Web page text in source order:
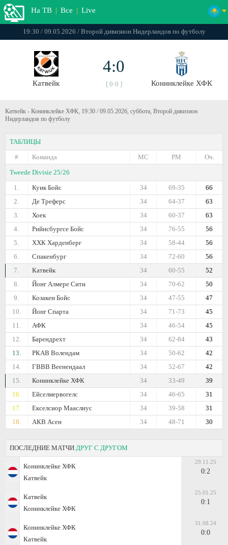
На ТВ | Все | Live
19:30 / 09.05.2026 / Второй дивизион Нидерландов по футболу
Катвейк
4:0
[ 0:0 ] Конинклейке ХФК
Катвейк - Конинклейке ХФК, 19:30 / 09.05.2026, суббота, Второй дивизион
Нидерландов по футболу
ТАБЛИЦЫ
#
Команда Оч.
РМ
МС
Tweede Divisie 25/26
1.
Куик Бойс 66
69-35
34
2.
Де Треферс 63
64-37
34
3.
Хоек 63
60-37
34
4.
Рийнсбургсе Бойс 56
76-55
34
5.
ХХК Харденберг 56
58-44
34
6.
Спакенбург 56
72-60
34
7.
Катвейк 52
60-55
34
8.
Йонг Алмере Сити 50
70-62
34
9.
Козакен Бойс 47
47-55
34
10.
Йонг Спарта 45
71-73
34
11.
АФК 45
46-54
34
12.
Барендрехт 43
62-84
34
13.
РКАВ Волендам 42
50-62
34
14.
ГВВВ Веенендаал 42
52-67
34
15.
Конинклейке ХФК 39
33-49
34
16.
Ейселмервогелс 31
46-65
34
17.
Екселсиор Мааслиус 31
39-58
34
18.
АКВ Асен 30
48-71
34
ПОСЛЕДНИЕ МАТЧИ ДРУГ С ДРУГОМ
Конинклейке ХФК
Катвейк
29.11.25
0:2
Катвейк
Конинклейке ХФК
25.01.25
0:1
Конинклейке ХФК
Катвейк
31.08.24
0:0